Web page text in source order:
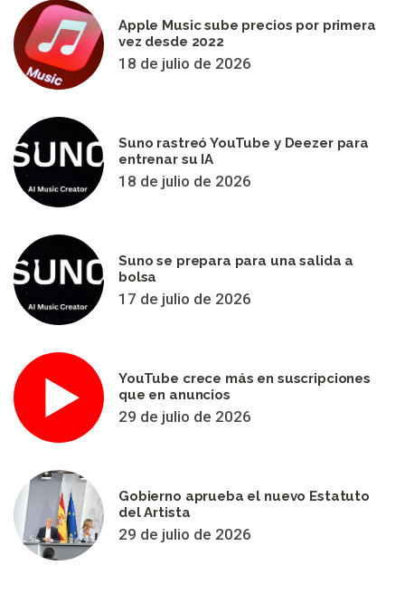
Apple Music sube precios por primera
vez desde 2022
18 de julio de 2026
Suno rastreó YouTube y Deezer para
entrenar su IA
18 de julio de 2026
Suno se prepara para una salida a
bolsa
17 de julio de 2026
YouTube crece más en suscripciones
que en anuncios
29 de julio de 2026
Gobierno aprueba el nuevo Estatuto
del Artista
29 de julio de 2026